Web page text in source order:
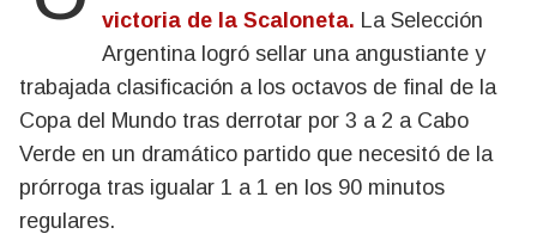
victoria de la Scaloneta. La Selección
Argentina logró sellar una angustiante y
trabajada clasificación a los octavos de final de la
Copa del Mundo tras derrotar por 3 a 2 a Cabo
Verde en un dramático partido que necesitó de la
prórroga tras igualar 1 a 1 en los 90 minutos
regulares.